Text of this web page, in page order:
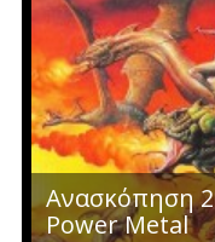
Ανασκόπηση
Power Metal